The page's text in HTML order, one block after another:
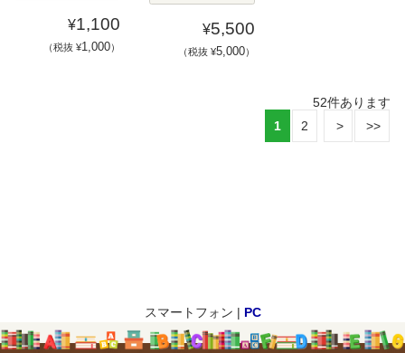
¥1,100
（税抜 ¥1,000）
¥5,500
（税抜 ¥5,000）
52件あります
1
2
スマートフォン | PC